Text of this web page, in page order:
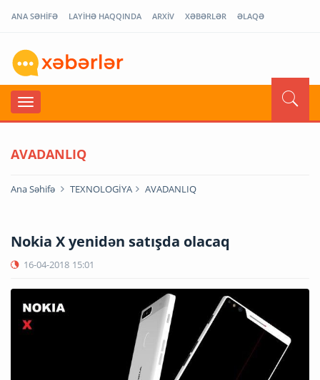
ANA SƏHİFƏ LAYİHƏ HAQQINDA ARXİV XƏBƏRLƏR ƏLAQƏ
AVADANLIQ
Ana Səhifə TEXNOLOGİYA AVADANLIQ
Nokia X yenidən satışda olacaq
16-04-2018 15:01